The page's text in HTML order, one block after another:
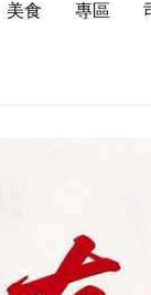
美食 專區